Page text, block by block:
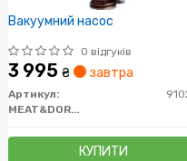
Вакуумний насос
0 відгуків
3 995 ₴ завтра
Артикул:
MEAT&DORIA
КУПИТИ